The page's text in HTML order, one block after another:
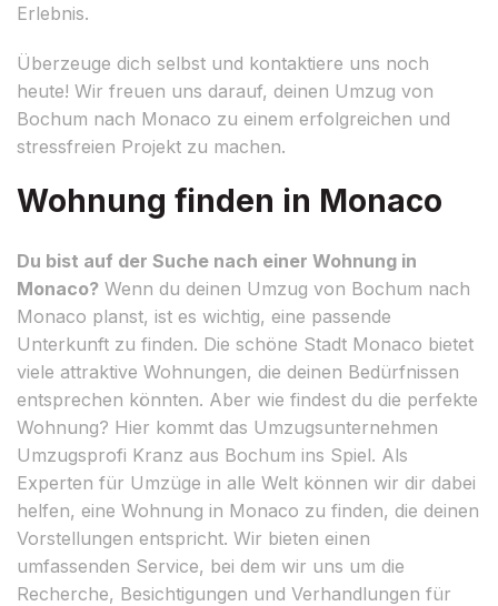
Erlebnis.
Überzeuge dich selbst und kontaktiere uns noch
heute! Wir freuen uns darauf, deinen Umzug von
Bochum nach Monaco zu einem erfolgreichen und
stressfreien Projekt zu machen.
Wohnung finden in Monaco
Du bist auf der Suche nach einer Wohnung in
Monaco? Wenn du deinen Umzug von Bochum nach
Monaco planst, ist es wichtig, eine passende
Unterkunft zu finden. Die schöne Stadt Monaco bietet
viele attraktive Wohnungen, die deinen Bedürfnissen
entsprechen könnten. Aber wie findest du die perfekte
Wohnung? Hier kommt das Umzugsunternehmen
Umzugsprofi Kranz aus Bochum ins Spiel. Als
Experten für Umzüge in alle Welt können wir dir dabei
helfen, eine Wohnung in Monaco zu finden, die deinen
Vorstellungen entspricht. Wir bieten einen
umfassenden Service, bei dem wir uns um die
Recherche, Besichtigungen und Verhandlungen für